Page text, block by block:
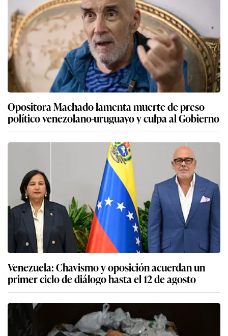
Opositora Machado lamenta muerte de preso
político venezolano-uruguayo y culpa al Gobierno
Venezuela: Chavismo y oposición acuerdan un
primer ciclo de diálogo hasta el 12 de agosto